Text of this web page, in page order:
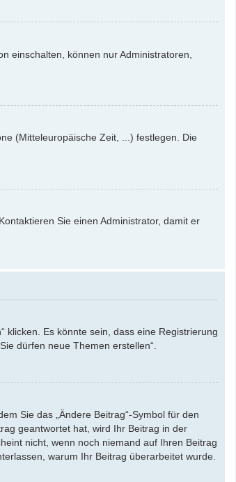
einschalten, können nur Administratoren,
(Mitteleuropäische Zeit, ...) festlegen. Die
Sie einen Administrator, damit er
klicken. Es könnte sein, dass eine Registrierung
dürfen neue Themen erstellen“.
Sie das „Ändere Beitrag“-Symbol für den
geantwortet hat, wird Ihr Beitrag in der
nicht, wenn noch niemand auf Ihren Beitrag
warum Ihr Beitrag überarbeitet wurde.